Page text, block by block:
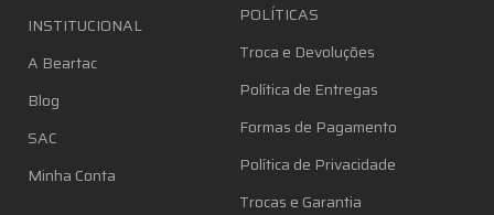
INSTITUCIONAL
A Beartac
Blog
SAC
Minha Conta
POLÍTICAS
Troca e Devoluções
Política de Entregas
Formas de Pagamento
Política de Privacidade
Trocas e Garantia